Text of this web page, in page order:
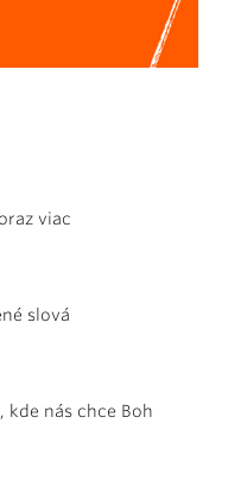
viac
slová
kde nás chce Boh